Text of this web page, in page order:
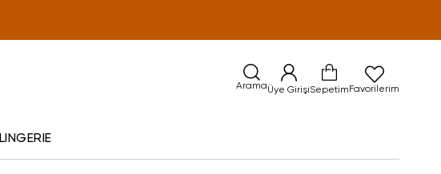
AramaÜye GirişiSepetim Favorilerim
LINGERIE